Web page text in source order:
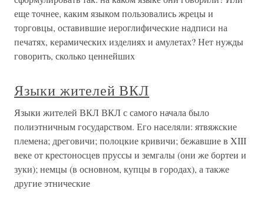
еще точнее, каким языком пользовались жрецы и
торговцы, оставившие иероглифические надписи на
печатях, керамических изделиях и амулетах? Нет нужды
говорить, сколько ценнейших
Языки жителей ВКЛ
Языки жителей ВКЛ ВКЛ с самого начала было
полиэтничным государством. Его населяли: ятвяжские
племена; дреговичи; полоцкие кривичи; бежавшие в XIII
веке от крестоносцев пруссы и земгалы (они же бортеи и
зуки); немцы (в основном, купцы в городах), а также
другие этнические